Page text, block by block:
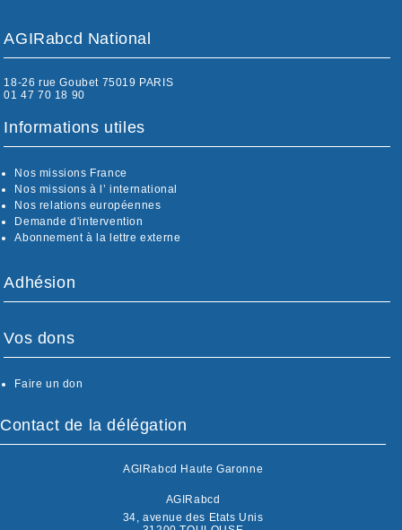
AGIRabcd National
18-26 rue Goubet 75019 PARIS
01 47 70 18 90
Informations utiles
Nos missions France
Nos missions à l’ international
Nos relations européennes
Demande d'intervention
Abonnement à la lettre externe
Adhésion
Vos dons
Faire un don
Contact de la délégation
AGIRabcd Haute Garonne
AGIRabcd
34, avenue des Etats Unis